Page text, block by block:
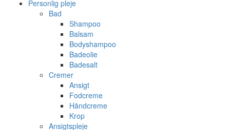
Personlig pleje
Bad
Shampoo
Balsam
Bodyshampoo
Badeolie
Badesalt
Cremer
Ansigt
Fodcreme
Håndcreme
Krop
Ansigtspleje